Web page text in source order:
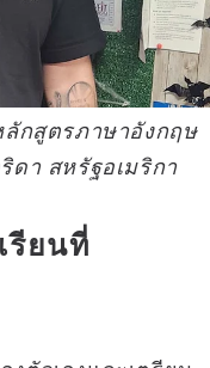
ลักสูตรภาษาอังกฤษ
ดา สหรัฐอเมริกา
รียนที่